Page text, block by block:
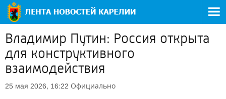
Владимир Путин: Россия открыта
для конструктивного
взаимодействия
25 мая 2026, 16:22 Официально